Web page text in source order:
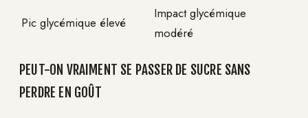
Pic glycémique élevé
Impact glycémique
modéré
PEUT-ON VRAIMENT SE PASSER DE SUCRE SANS
PERDRE EN GOÛT